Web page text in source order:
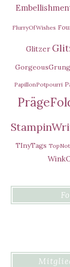
FlurryOfWishes
Glitzer
PapillonPotpourri
TInyTags